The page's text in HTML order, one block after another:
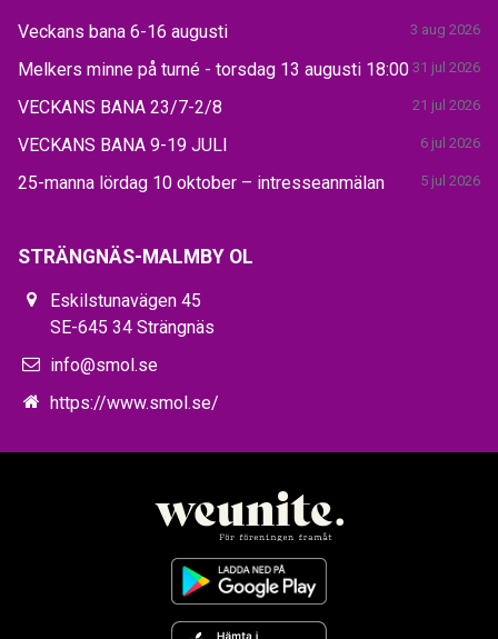
Veckans bana 6-16 augusti 3 aug 2026
Melkers minne på turné - torsdag 13 augusti 18:00 31 jul 2026
VECKANS BANA 23/7-2/8 21 jul 2026
VECKANS BANA 9-19 JULI 6 jul 2026
25-manna lördag 10 oktober – intresseanmälan 5 jul 2026
STRÄNGNÄS-MALMBY OL
Eskilstunavägen 45
SE-645 34 Strängnäs
info@smol.se
https://www.smol.se/